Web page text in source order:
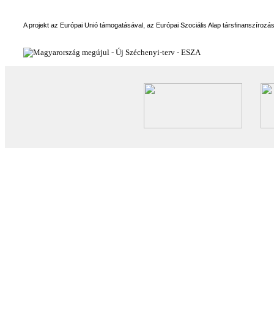
A projekt az Európai Unió támogatásával, az Európai Szociális Alap